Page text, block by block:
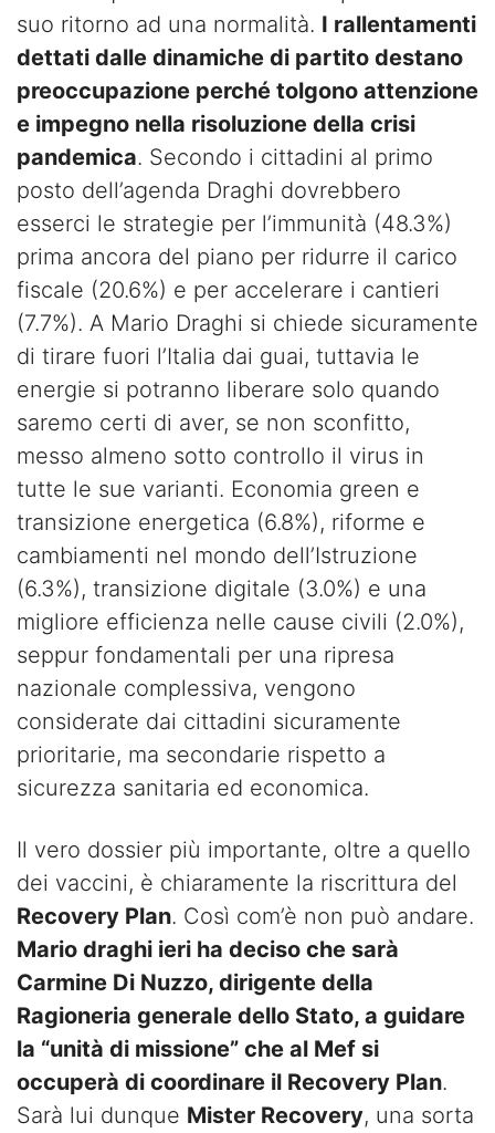
suo ritorno ad una normalità. I rallentamenti
dettati dalle dinamiche di partito destano
preoccupazione perché tolgono attenzione
e impegno nella risoluzione della crisi
pandemica. Secondo i cittadini al primo
posto dell’agenda Draghi dovrebbero
esserci le strategie per l’immunità (48.3%)
prima ancora del piano per ridurre il carico
fiscale (20.6%) e per accelerare i cantieri
(7.7%). A Mario Draghi si chiede sicuramente
di tirare fuori l’Italia dai guai, tuttavia le
energie si potranno liberare solo quando
saremo certi di aver, se non sconfitto,
messo almeno sotto controllo il virus in
tutte le sue varianti. Economia green e
transizione energetica (6.8%), riforme e
cambiamenti nel mondo dell’Istruzione
(6.3%), transizione digitale (3.0%) e una
migliore efficienza nelle cause civili (2.0%),
seppur fondamentali per una ripresa
nazionale complessiva, vengono
considerate dai cittadini sicuramente
prioritarie, ma secondarie rispetto a
sicurezza sanitaria ed economica.
Il vero dossier più importante, oltre a quello
dei vaccini, è chiaramente la riscrittura del
Recovery Plan. Così com’è non può andare.
Mario draghi ieri ha deciso che sarà
Carmine Di Nuzzo, dirigente della
Ragioneria generale dello Stato, a guidare
la “unità di missione” che al Mef si
occuperà di coordinare il Recovery Plan.
Sarà lui dunque Mister Recovery, una sorta